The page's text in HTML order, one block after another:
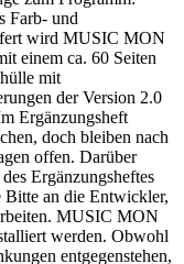
Farb- und
wird MUSIC MON
einem ca. 60 Seiten
mit
der Version 2.0
Ergänzungsheft
doch bleiben nach
offen. Darüber
Ergänzungsheftes
Bitte an die Entwickler,
MUSIC MON
werden. Obwohl
entgegenstehen,